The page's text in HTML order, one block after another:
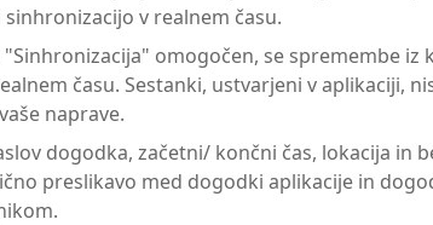
v realnem času.
omogočen, se spremembe iz
času. Sestanki, ustvarjeni v aplikaciji,
naprave.
dogodka, začetni/ končni čas, lokacija in
preslikavo med dogodki aplikacije in